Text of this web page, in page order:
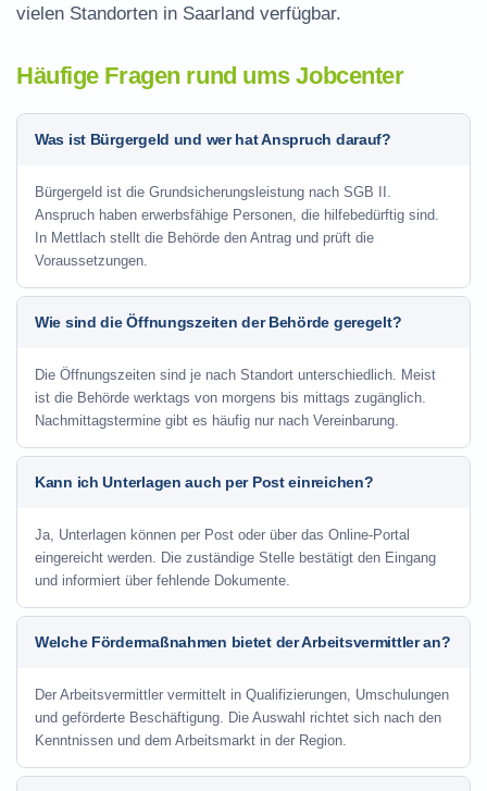
vielen Standorten in Saarland verfügbar.
Häufige Fragen rund ums Jobcenter
Was ist Bürgergeld und wer hat Anspruch darauf?
Bürgergeld ist die Grundsicherungsleistung nach SGB II.
Anspruch haben erwerbsfähige Personen, die hilfebedürftig sind.
In Mettlach stellt die Behörde den Antrag und prüft die
Voraussetzungen.
Wie sind die Öffnungszeiten der Behörde geregelt?
Die Öffnungszeiten sind je nach Standort unterschiedlich. Meist
ist die Behörde werktags von morgens bis mittags zugänglich.
Nachmittagstermine gibt es häufig nur nach Vereinbarung.
Kann ich Unterlagen auch per Post einreichen?
Ja, Unterlagen können per Post oder über das Online-Portal
eingereicht werden. Die zuständige Stelle bestätigt den Eingang
und informiert über fehlende Dokumente.
Welche Fördermaßnahmen bietet der Arbeitsvermittler an?
Der Arbeitsvermittler vermittelt in Qualifizierungen, Umschulungen
und geförderte Beschäftigung. Die Auswahl richtet sich nach den
Kenntnissen und dem Arbeitsmarkt in der Region.